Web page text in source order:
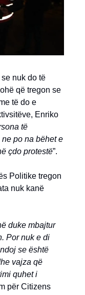
nuk do të
që tregon se
të do e
Enriko
të
po na bëhet e
çdo protestë”.
Politike tregon
nuk kanë
duke mbajtur
Por nuk e di
se është
vajza që
quhet i
për Citizens